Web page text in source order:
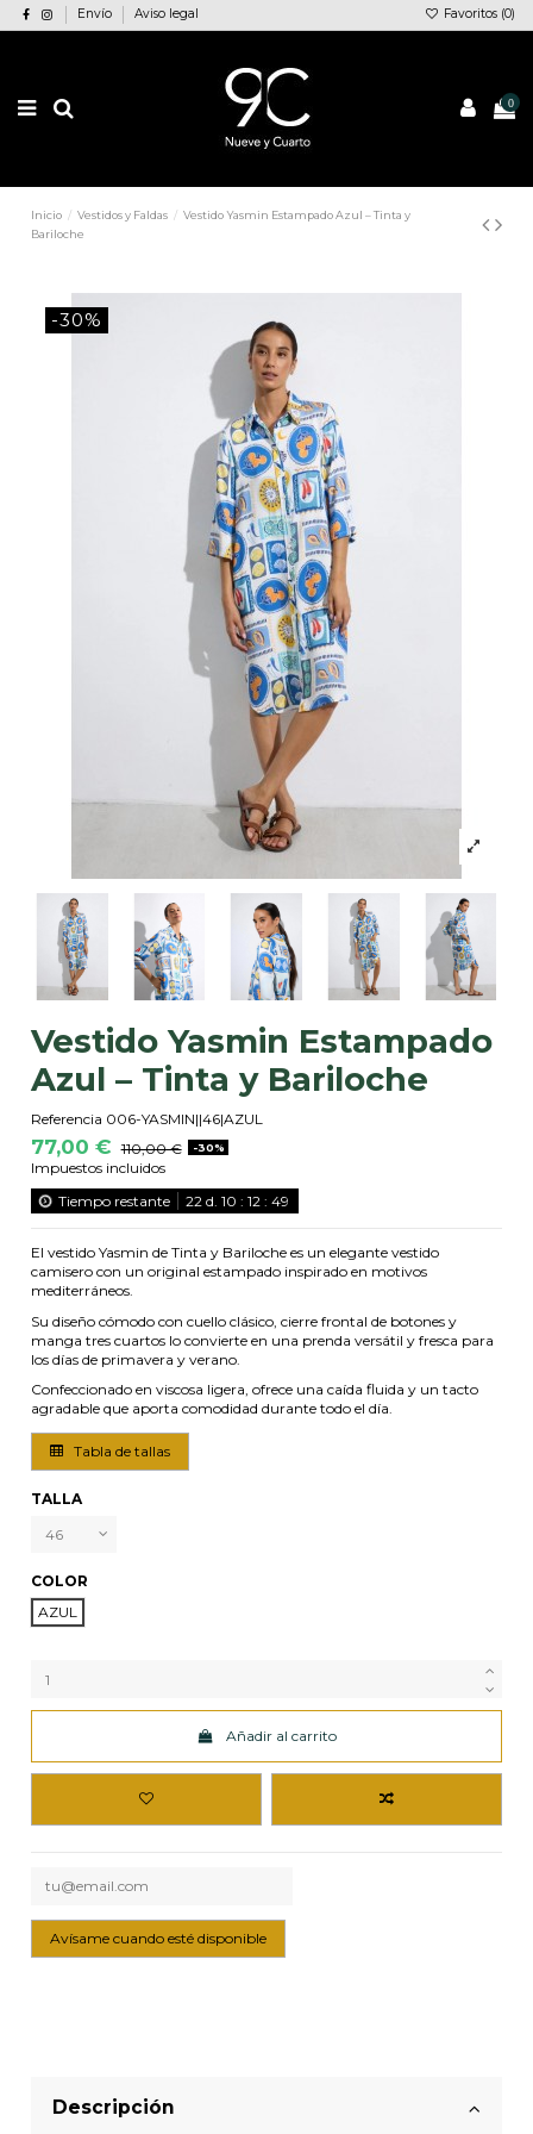
Envío Aviso legal Favoritos (0)
0
Inicio Vestidos y Faldas
Vestido Yasmin Estampado Azul – Tinta y
Bariloche
-30%
Vestido Yasmin Estampado
Azul – Tinta y Bariloche
Referencia 006-YASMIN||46|AZUL
77,00 € 110,00 € -30%
Impuestos incluidos
Tiempo restante
22 d. 10 :12 :48
El vestido Yasmin de Tinta y Bariloche es un elegante vestido
camisero con un original estampado inspirado en motivos
mediterráneos.
Su diseño cómodo con cuello clásico, cierre frontal de botones y
manga tres cuartos lo convierte en una prenda versátil y fresca para
los días de primavera y verano.
Confeccionado en viscosa ligera, ofrece una caída fluida y un tacto
agradable que aporta comodidad durante todo el día.
Tabla de tallas
TALLA
COLOR
AZUL
Añadir al carrito
Descripción